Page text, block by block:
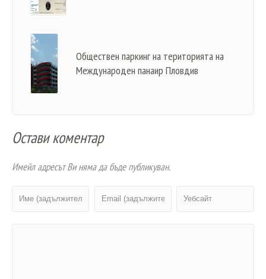
Обществен паркинг на територията на
Международен панаир Пловдив
Остави коментар
Имейл адресът Ви няма да бъде публикуван.